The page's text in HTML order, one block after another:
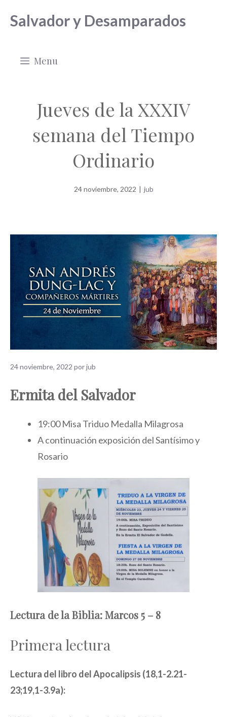
Salvador y Desamparados
Menu
Jueves de la XXXIV
semana del Tiempo
Ordinario
24 noviembre, 2022 | jub
24 noviembre, 2022 porjub
Ermita del Salvador
19:00 Misa Triduo Medalla Milagrosa
A continuación exposición del Santísimo y
Rosario
Lectura de la Biblia: Marcos 5 – 8
Primera lectura
Lectura del libro del Apocalipsis (18,1-2.21-
23;19,1-3.9a):